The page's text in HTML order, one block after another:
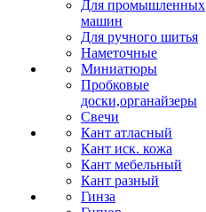
Для промышленных
машин
Для ручного шитья
Наметочные
Миниатюры
Пробковые
доски,органайзеры
Свечи
Кант атласный
Кант иск. кожа
Кант мебельный
Кант разный
Гинза